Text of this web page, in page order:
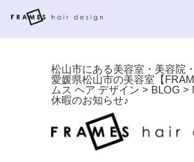
松山市にある美容室・美容院
愛媛県松山市の美容室【
ムス ヘア デザイン > BLOG >
休暇のお知らせ♪